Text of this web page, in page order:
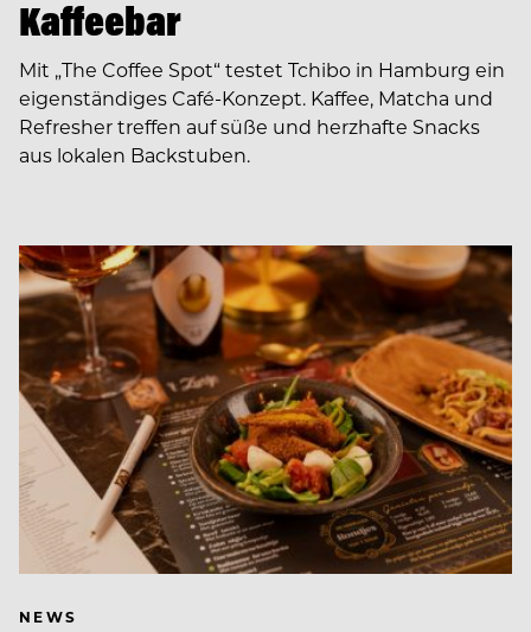
Kaffeebar
Mit „The Coffee Spot“ testet Tchibo in Hamburg ein
eigenständiges Café-Konzept. Kaffee, Matcha und
Refresher treffen auf süße und herzhafte Snacks
aus lokalen Backstuben.
NEWS